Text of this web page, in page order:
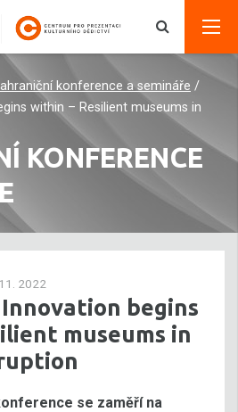
konference a semináře /
within – Resilient museums in
KONFERENCE
2022
begins
museums in
se zaměří na